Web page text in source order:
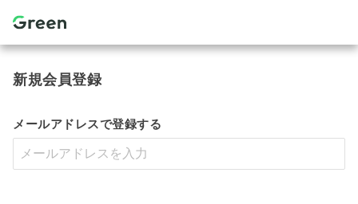
新規会員登録
メールアドレスで登録する